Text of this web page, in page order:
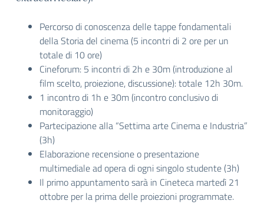
Percorso di conoscenza delle tappe fondamentali
della Storia del cinema (5 incontri di 2 ore per un
totale di 10 ore)
Cineforum: 5 incontri di 2h e 30m (introduzione al
film scelto, proiezione,discussione): totale 12h 30m.
1 incontro di 1h e 30m (incontro conclusivo di
monitoraggio)
Partecipazione alla “Settima arte Cinema e Industria”
(3h)
Elaborazione recensione o presentazione
multimediale ad opera di ognisingolo studente (3h)
Il primo appuntamento sarà in Cineteca martedì 21
ottobre per la prima delle proiezioni programmate.